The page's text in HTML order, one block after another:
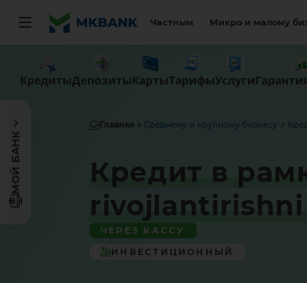
Частным Микро и малому
МОЙ БАНК
КредитыДепозитыКартыТарифыУслуги
Главная Среднему и крупному бизнесу
Кредит в
rivojlantirishni
ЧЕРЕЗ КАССУ
ИНВЕСТИЦИОННЫЙ